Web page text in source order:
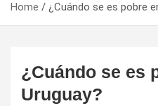
Home ¿Cuándo se es pobre
¿Cuándo se es
Uruguay?